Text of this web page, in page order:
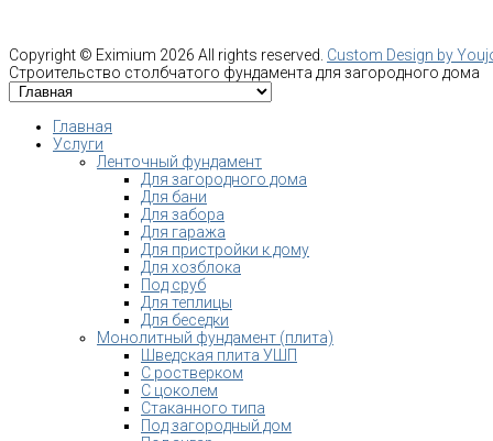
Copyright © Eximium 2026 All rights reserved. Custom Design by
Строительство столбчатого фундамента для загородного дома
Главная
Услуги
Ленточный фундамент
Для загородного дома
Для бани
Для забора
Для гаража
Для пристройки к дому
Для хозблока
Под сруб
Для теплицы
Для беседки
Монолитный фундамент (плита)
Шведская плита УШП
С ростверком
С цоколем
Стаканного типа
Под загородный дом